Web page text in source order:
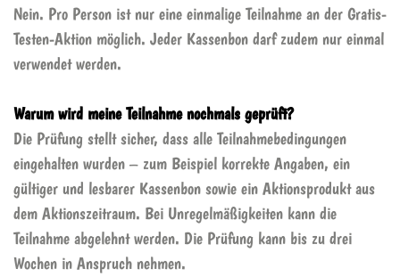
Nein. Pro Person ist nur eine einmalige Teilnahme an der Gratis-
Testen-Aktion möglich. Jeder Kassenbon darf zudem nur einmal
verwendet werden.
Warum wird meine Teilnahme nochmals geprüft?
Die Prüfung stellt sicher, dass alle Teilnahmebedingungen
eingehalten wurden – zum Beispiel korrekte Angaben, ein
gültiger und lesbarer Kassenbon sowie ein Aktionsprodukt aus
dem Aktionszeitraum. Bei Unregelmäßigkeiten kann die
Teilnahme abgelehnt werden. Die Prüfung kann bis zu drei
Wochen in Anspruch nehmen.